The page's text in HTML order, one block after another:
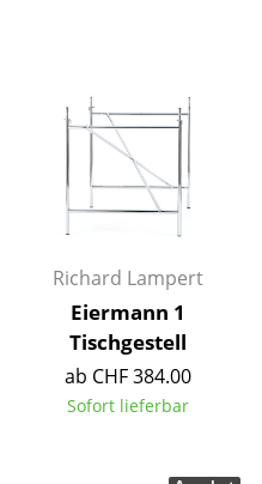
Richard Lampert
Eiermann 1
Tischgestell
ab CHF 384.00
Sofort lieferbar